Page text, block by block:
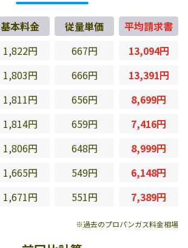
基本料金 従量単価
平均請求書
1,822円 667円
13,094円
1,803円 666円
13,391円
1,811円 656円
8,699円
1,814円 659円
7,416円
1,806円 648円
8,999円
1,665円 549円
6,148円
1,671円 551円 7,389円
※過去のプロパンガス料金相場